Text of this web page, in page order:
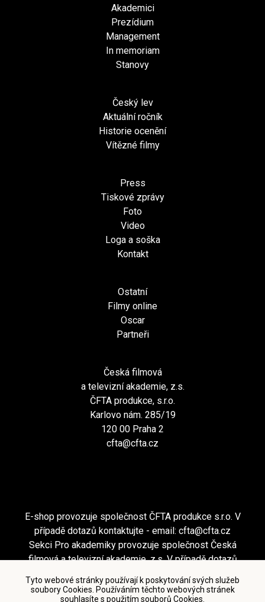
Tyto webové stránky používají k poskytování svých služeb
soubory Cookies. Používáním těchto webových stránek
souhlasíte s použitím souborů Cookies.
Akademici
Prezídium
Management
In memoriam
Stanovy
Český lev
Aktuální ročník
Historie ocenění
Vítězné filmy
Press
Tiskové zprávy
Foto
Video
Loga a soška
Kontakt
Ostatní
Filmy online
Oscar
Partneři
Česká filmová
a televizní akademie, z.s.
ČFTA produkce, s.r.o.
Karlovo nám. 285/19
120 00 Praha 2
cfta@cfta.cz
E-shop provozuje společnost ČFTA produkce s.r.o. V
případě dotazů kontaktujte - email: cfta@cfta.cz
Sekci Pro akademiky provozuje společnost Česká
filmová a televizní akademie, z.s. V případě dotazů